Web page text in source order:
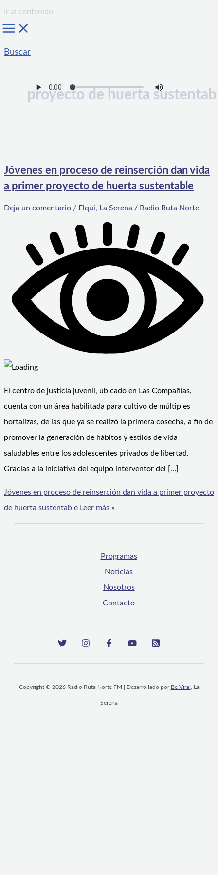
Ir al contenido
Buscar
proyecto de huerta
Jóvenes en proceso de reinserción dan vida
a primer proyecto de huerta sustentable
Deja un comentario / Elqui, La Serena / Radio Ruta Norte
El centro de justicia juvenil, ubicado en Las Compañías,
cuenta con un área habilitada para cultivo de múltiples
hortalizas, de las que ya se realizó la primera cosecha, a fin de
promover la generación de hábitos y estilos de vida
saludables entre los adolescentes privados de libertad.
Gracias a la iniciativa del equipo interventor del […]
Jóvenes en proceso de reinserción dan vida a primer proyecto
de huerta sustentable Leer más »
Programas
Noticias
Nosotros
Contacto
Copyright © 2026 Radio Ruta Norte FM | Desarrollado por Be Viral , La
Serena